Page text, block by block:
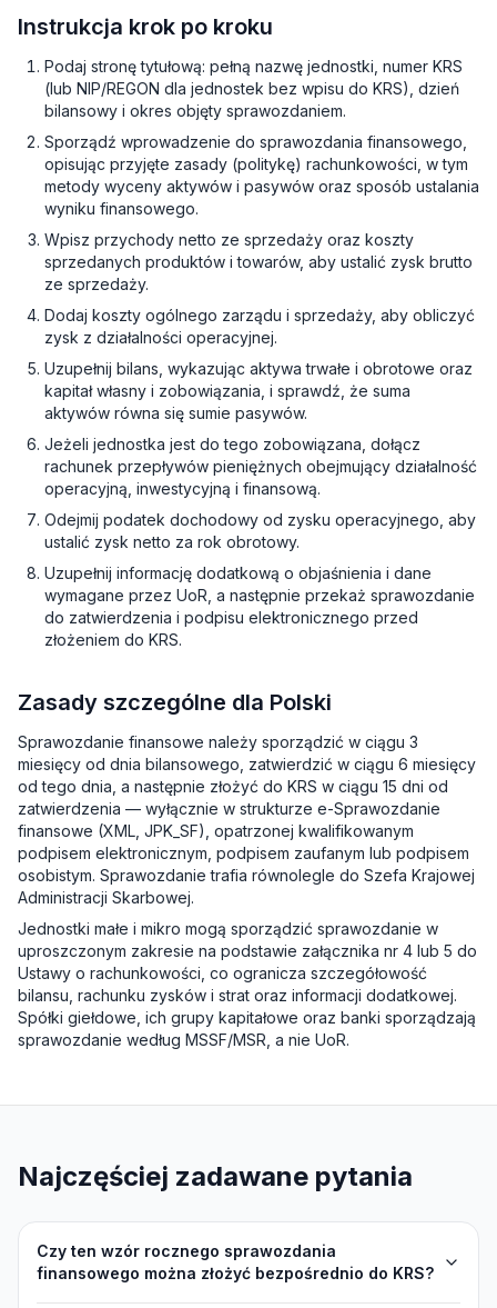
Instrukcja krok po kroku
Podaj stronę tytułową: pełną nazwę jednostki, numer KRS
(lub NIP/REGON dla jednostek bez wpisu do KRS), dzień
bilansowy i okres objęty sprawozdaniem.
Sporządź wprowadzenie do sprawozdania finansowego,
opisując przyjęte zasady (politykę) rachunkowości, w tym
metody wyceny aktywów i pasywów oraz sposób ustalania
wyniku finansowego.
Wpisz przychody netto ze sprzedaży oraz koszty
sprzedanych produktów i towarów, aby ustalić zysk brutto
ze sprzedaży.
Dodaj koszty ogólnego zarządu i sprzedaży, aby obliczyć
zysk z działalności operacyjnej.
Uzupełnij bilans, wykazując aktywa trwałe i obrotowe oraz
kapitał własny i zobowiązania, i sprawdź, że suma
aktywów równa się sumie pasywów.
Jeżeli jednostka jest do tego zobowiązana, dołącz
rachunek przepływów pieniężnych obejmujący działalność
operacyjną, inwestycyjną i finansową.
Odejmij podatek dochodowy od zysku operacyjnego, aby
ustalić zysk netto za rok obrotowy.
Uzupełnij informację dodatkową o objaśnienia i dane
wymagane przez UoR, a następnie przekaż sprawozdanie
do zatwierdzenia i podpisu elektronicznego przed
złożeniem do KRS.
Zasady szczególne dla Polski
Sprawozdanie finansowe należy sporządzić w ciągu 3
miesięcy od dnia bilansowego, zatwierdzić w ciągu 6 miesięcy
od tego dnia, a następnie złożyć do KRS w ciągu 15 dni od
zatwierdzenia — wyłącznie w strukturze e-Sprawozdanie
finansowe (XML, JPK_SF), opatrzonej kwalifikowanym
podpisem elektronicznym, podpisem zaufanym lub podpisem
osobistym. Sprawozdanie trafia równolegle do Szefa Krajowej
Administracji Skarbowej.
Jednostki małe i mikro mogą sporządzić sprawozdanie w
uproszczonym zakresie na podstawie załącznika nr 4 lub 5 do
Ustawy o rachunkowości, co ogranicza szczegółowość
bilansu, rachunku zysków i strat oraz informacji dodatkowej.
Spółki giełdowe, ich grupy kapitałowe oraz banki sporządzają
sprawozdanie według MSSF/MSR, a nie UoR.
Najczęściej zadawane pytania
Czy ten wzór rocznego sprawozdania
finansowego można złożyć bezpośrednio do KRS?